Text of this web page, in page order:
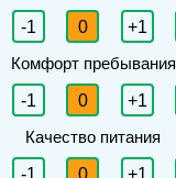
-1 0 +1
Комфорт пребывания
-1 0 +1
Качество питания
-1 0 +1